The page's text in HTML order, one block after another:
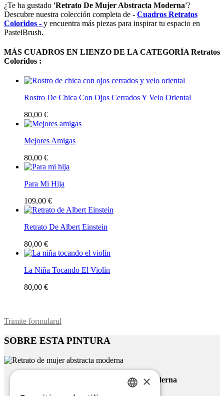
¿Te ha gustado 'Retrato De Mujer Abstracta Moderna'?
Descubre nuestra colección completa de - Cuadros Retratos
Coloridos - y encuentra más piezas para inspirar tu espacio en
PastelBrush.
MÁS CUADROS EN LIENZO DE LA CATEGORÍA Retratos
Coloridos :
Rostro De Chica Con Ojos Cerrados Y Velo Oriental
80,00 €
Mejores Amigas
80,00 €
Para Mi Hija
109,00 €
Retrato De Albert Einstein
80,00 €
La Niña Tocando El Violín
80,00 €
Trimite formularul
SOBRE ESTA PINTURA
Retrato De Mujer Abstracta Moderna
×